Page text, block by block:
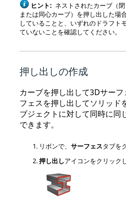
ヒント: ネストされたカーブ（
または同心カーブ）を押し出した場
していることと、いずれのドラフト
ていないことを確認してください。
押し出しの作成
カーブを押し出して3Dサー
フェスを押し出してソリッド
ブジェクトに対して同時に同
できます。
リボンで、 サーフェスタブを
押し出しアイコンをクリック